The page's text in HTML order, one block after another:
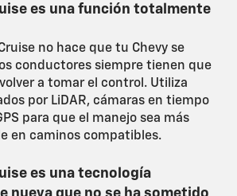
es una función totalmente
no hace que tu Chevy se
conductores siempre tienen que
a tomar el control. Utiliza
por LiDAR, cámaras en tiempo
para que el manejo sea más
en caminos compatibles.
es una tecnología